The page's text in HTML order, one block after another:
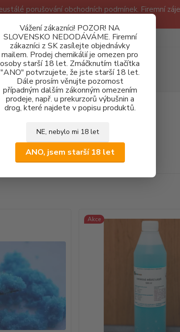
porušování obchodních podmínek. Firemní
Vážení zákazníci! POZOR! NA
SLOVENSKO NEDODÁVÁME. Firemní
zákazníci z SK zasílejte objednávky
mailem. Prodej chemikálií je omezen pro
osoby starší 18 let. Zmáčknutím tlačítka
"ANO" potvrzujete, že jste starší 18 let.
Dále prosím věnujte pozornost
případným dalším zákonným omezením
prodeje, např. u prekurzorů výbušnin a
drog, které najdete v popisu produktů.
NE, nebylo mi 18 let
ANO, jsem starší 18 let
SPONZUREJEME OBCHODNÍ PODMÍNKY A GDPR
Hledat
KOVŮ CHEMICKÁ MĚĎ A ZINEK
MĚĎ A ZINEK
Nejdražší
Akce